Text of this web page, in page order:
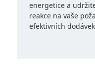
energetice a
reakce na vaše
efektivních